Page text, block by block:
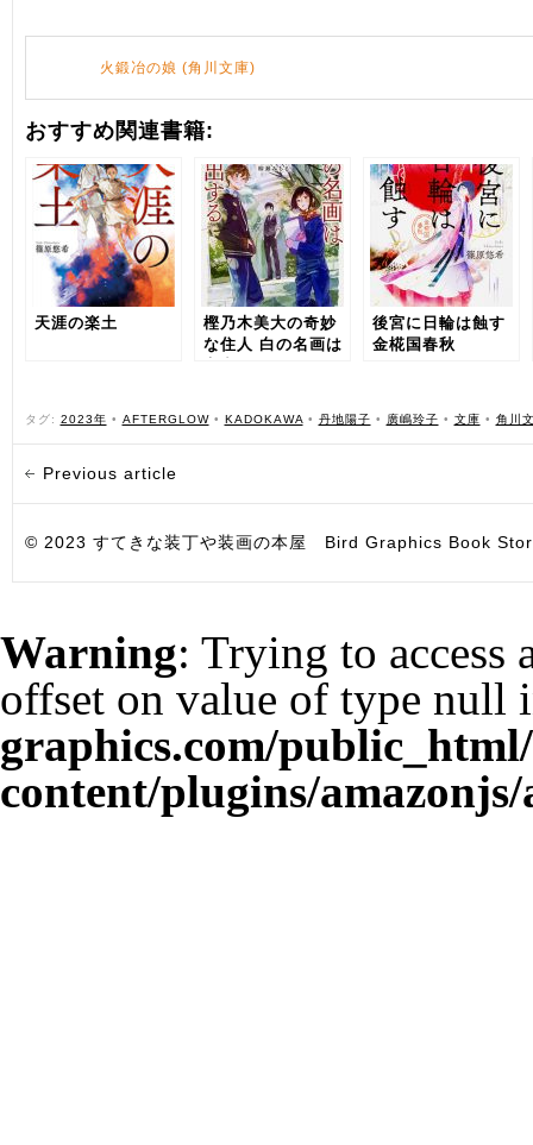
火鍛冶の娘 (角川文庫)
おすすめ関連書籍:
天涯の楽土
樫乃木美大の奇妙
な住人 白の名画は
後宮に日輪は蝕す
金椛国春秋
タグ: 2023年 • AFTERGLOW• KADOKAWA • 丹地陽子 • 廣嶋玲子 • 文庫 • 角川
Previous article
© 2023 すてきな装丁や装画の本屋 Bird Graphics Book
Warning: Trying to access
offset on value of type null
graphics.com/
content/plugins/